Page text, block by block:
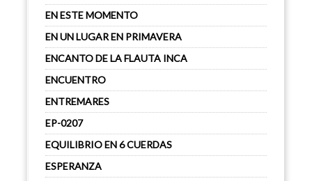
EN ESTE MOMENTO
EN UN LUGAR EN PRIMAVERA
ENCANTO DE LA FLAUTA INCA
ENCUENTRO
ENTREMARES
EP-0207
EQUILIBRIO EN 6 CUERDAS
ESPERANZA